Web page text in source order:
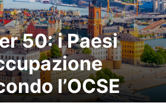
50: i Paesi
l’OCSE